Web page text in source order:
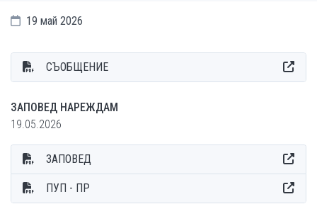
19 май 2026
СЪОБЩЕНИЕ
ЗАПОВЕД НАРЕЖДАМ
19.05.2026
ЗАПОВЕД
ПУП - ПР